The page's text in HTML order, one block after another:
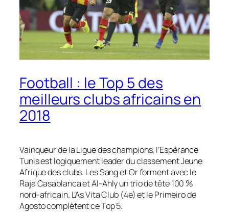
Football : le Top 5 des
meilleurs clubs africains en
2018
Vainqueur de la Ligue des champions, l’Espérance
Tunis est logiquement leader du classement Jeune
Afrique des clubs. Les Sang et Or forment avec le
Raja Casablanca et Al-Ahly un trio de tête 100 %
nord-africain. L’As Vita Club (4e) et le Primeiro de
Agosto complètent ce Top 5.